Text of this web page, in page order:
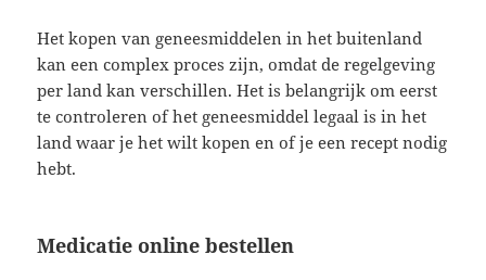
Het kopen van geneesmiddelen in het buitenland
kan een complex proces zijn, omdat de regelgeving
per land kan verschillen. Het is belangrijk om eerst
te controleren of het geneesmiddel legaal is in het
land waar je het wilt kopen en of je een recept nodig
hebt.
Medicatie online bestellen